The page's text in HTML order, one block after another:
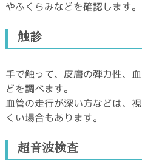
やふくらみなどを確認します。
触診
手で触って、皮膚の弾力性、
どを調べます。
血管の走行が深い方などは、
くい場合もあります。
超音波検査